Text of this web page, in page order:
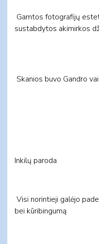
Gamtos fotografijų
sustabdytos akimirkos
Skanios buvo Gandro
Inkilų paroda
Visi norintieji galėjo
bei kūribingumą